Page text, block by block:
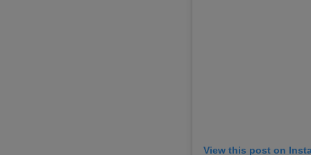
View this post on